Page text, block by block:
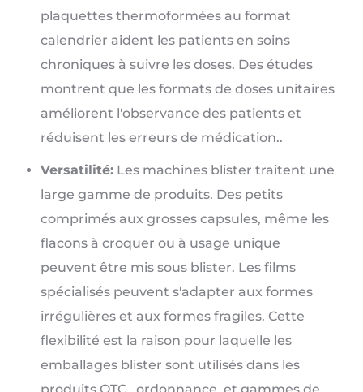
plaquettes thermoformées au format
calendrier aident les patients en soins
chroniques à suivre les doses. Des études
montrent que les formats de doses unitaires
améliorent l'observance des patients et
réduisent les erreurs de médication..
Versatilité: Les machines blister traitent une
large gamme de produits. Des petits
comprimés aux grosses capsules, même les
flacons à croquer ou à usage unique
peuvent être mis sous blister. Les films
spécialisés peuvent s'adapter aux formes
irrégulières et aux formes fragiles. Cette
flexibilité est la raison pour laquelle les
emballages blister sont utilisés dans les
produits OTC., ordonnance, et gammes de